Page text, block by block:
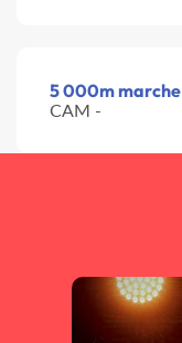
5 000m marche
CAM -